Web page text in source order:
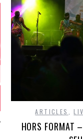
ARTICLES ,
HORS FORMAT